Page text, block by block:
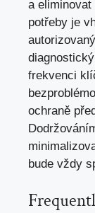
a
potřeby je
frekvenci
ochraně
bude vždy